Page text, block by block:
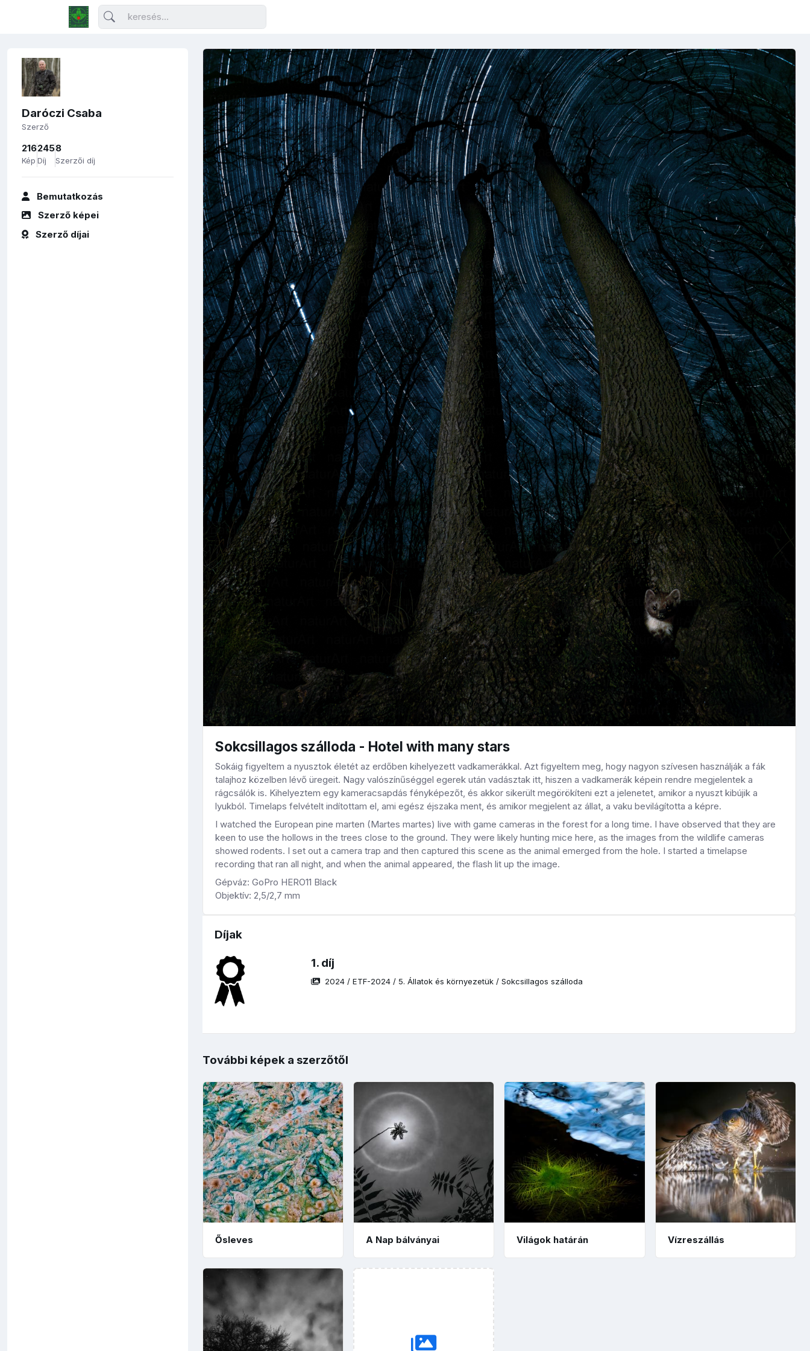
Daróczi Csaba
Szerző
216
Kép
245
Díj
8
Szerzői díj
Bemutatkozás
Szerző képei
Szerző díjai
Sokcsillagos szálloda - Hotel with many stars
Sokáig figyeltem a nyusztok életét az erdőben kihelyezett vadkamerákkal. Azt figyeltem meg, hogy nagyon szívesen használják a fák
talajhoz közelben lévő üregeit. Nagy valószínűséggel egerek után vadásztak itt, hiszen a vadkamerák képein rendre megjelentek a
rágcsálók is. Kihelyeztem egy kameracsapdás fényképezőt, és akkor sikerült megörökíteni ezt a jelenetet, amikor a nyuszt kibújik a
lyukból. Timelaps felvételt indítottam el, ami egész éjszaka ment, és amikor megjelent az állat, a vaku bevilágította a képre.
I watched the European pine marten (Martes martes) live with game cameras in the forest for a long time. I have observed that they are
keen to use the hollows in the trees close to the ground. They were likely hunting mice here, as the images from the wildlife cameras
showed rodents. I set out a camera trap and then captured this scene as the animal emerged from the hole. I started a timelapse
recording that ran all night, and when the animal appeared, the flash lit up the image.
Gépváz: GoPro HERO11 Black
Objektív: 2,5/2,7 mm
Díjak
1. díj
2024/ ETF-2024/ 5. Állatok és környezetük/ Sokcsillagos szálloda
További képek a szerzőtől
Ősleves A Nap bálványai Világok határán Vízreszállás